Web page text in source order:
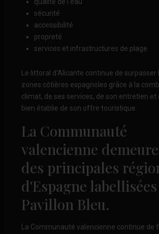
sécurité
accessibilité
propreté
services et infrastructures de plage
Le littoral d'Alicante continue de surpasser
zones côtières espagnoles grâce à la
climat, de ses services, de son entretien et
bien établie de son offre touristique.
La Communauté
valencienne
des principales
d'Espagne labellisées
Pavillon Bleu.
La Communauté valencienne continue de